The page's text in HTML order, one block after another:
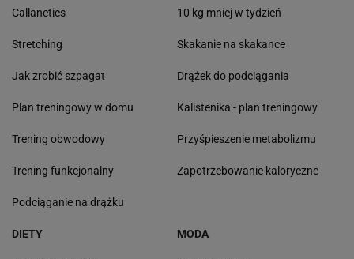
Callanetics
Stretching
Jak zrobić szpagat
Plan treningowy w domu
Trening obwodowy
Trening funkcjonalny
Podciąganie na drążku
10 kg mniej w tydzień
Skakanie na skakance
Drążek do podciągania
Kalistenika - plan treningowy
Przyśpieszenie metabolizmu
Zapotrzebowanie kaloryczne
DIETY MODA